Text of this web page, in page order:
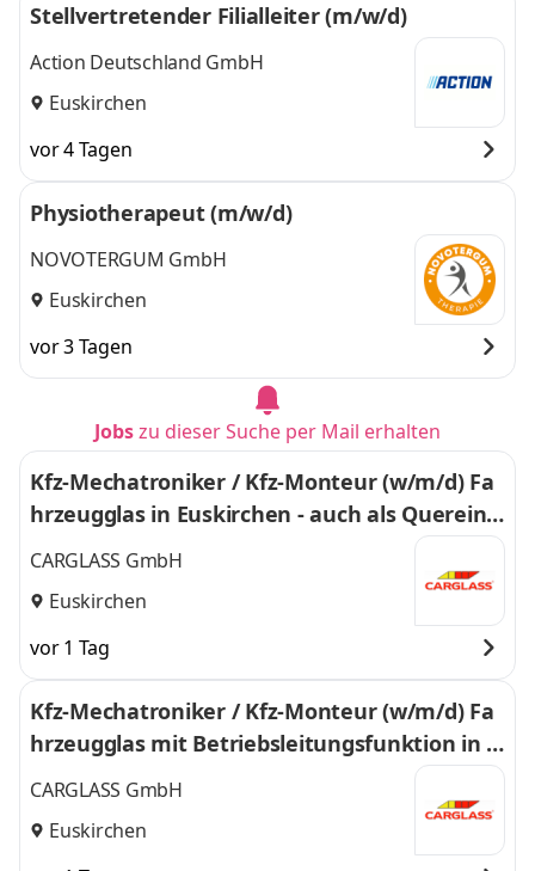
Stellvertretender Filialleiter (m/w/d)
Action Deutschland GmbH
Euskirchen
vor 4 Tagen
Physiotherapeut (m/w/d)
NOVOTERGUM GmbH
Euskirchen
vor 3 Tagen
Jobszu dieser Suche per Mail erhalten
Kfz-Mechatroniker / Kfz-Monteur (w/m/d) Fa
hrzeugglas in Euskirchen - auch als Quereins
tieg 351
CARGLASS GmbH
Euskirchen
vor 1 Tag
Kfz-Mechatroniker / Kfz-Monteur (w/m/d) Fa
hrzeugglas mit Betriebsleitungsfunktion in E
uskirchen - 351
CARGLASS GmbH
Euskirchen